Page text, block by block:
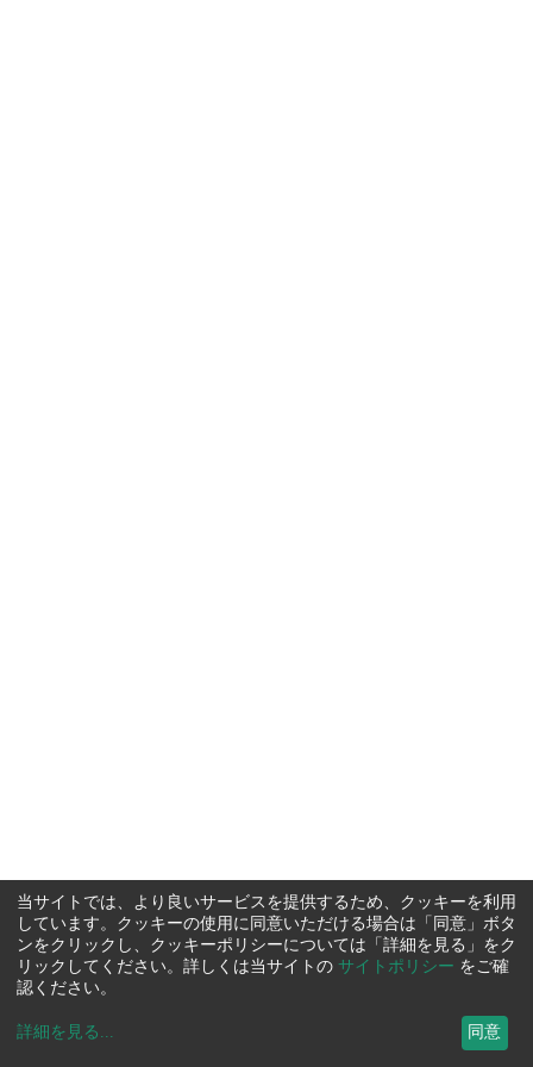
当サイトでは、より良いサービスを提供するため、クッキーを利用
しています。クッキーの使用に同意いただける場合は「同意」ボタ
ンをクリックし、クッキーポリシーについては「詳細を見る」をク
リックしてください。詳しくは当サイトの サイトポリシー をご確
認ください。
詳細を見る ... 同意